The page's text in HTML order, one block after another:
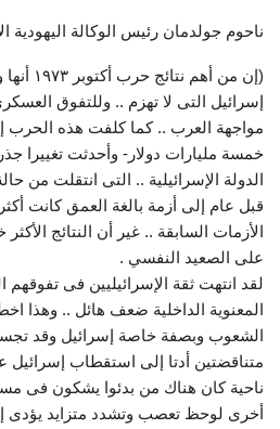
ناحوم جولدمان رئيس الوكالة اليهودية
(إن من
إسرائيل التى لا تهزم .. وللتفوق
مواجهة العرب .. كما كلفت هذه الحرب
خمسة مليارات دولار- وأحدثت تغييرا
الدولة الإسرائيلية .. التى انتقلت من
قبل عام إلى أزمة بالغة العمق كانت
الأزمات السابقة .. غير أن النتائج
على الصعيد النفسي .
لقد انتهت ثقة الإسرائيليين فى تفوقهم
المعنوية الداخلية ضعف هائل .. وهذا
الشعوب وبصفة خاصة إسرائيل وقد
متناقضتين أدتا إلى استقطاب
ناحية كان هناك من بدئوا يشكون فى
أخرى لوحظ تعصب وتشدد متزايد يؤدى